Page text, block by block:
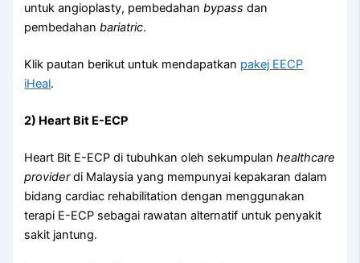
untuk angioplasty, pembedahanbypass dan
pembedahanbariatric.
Klik pautan berikut untuk mendapatkan pakej EECP
iHeal.
2) Heart Bit E-ECP
Heart Bit E-ECP di tubuhkan oleh sekumpulanhealthcare
providerdi Malaysia yang mempunyai kepakaran dalam
bidang cardiac rehabilitation dengan menggunakan
terapi E-ECP sebagai rawatan alternatif untuk penyakit
sakit jantung.